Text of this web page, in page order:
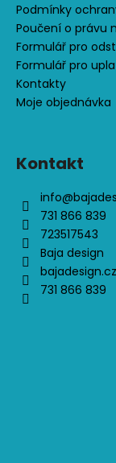
Podmínky
Poučení o právu
Formulář pro
Formulář pro
Kontakty
Moje objednávka
Kontakt
info@
731 866 839
723517543
Baja design
bajadesign.cz
731 866 839